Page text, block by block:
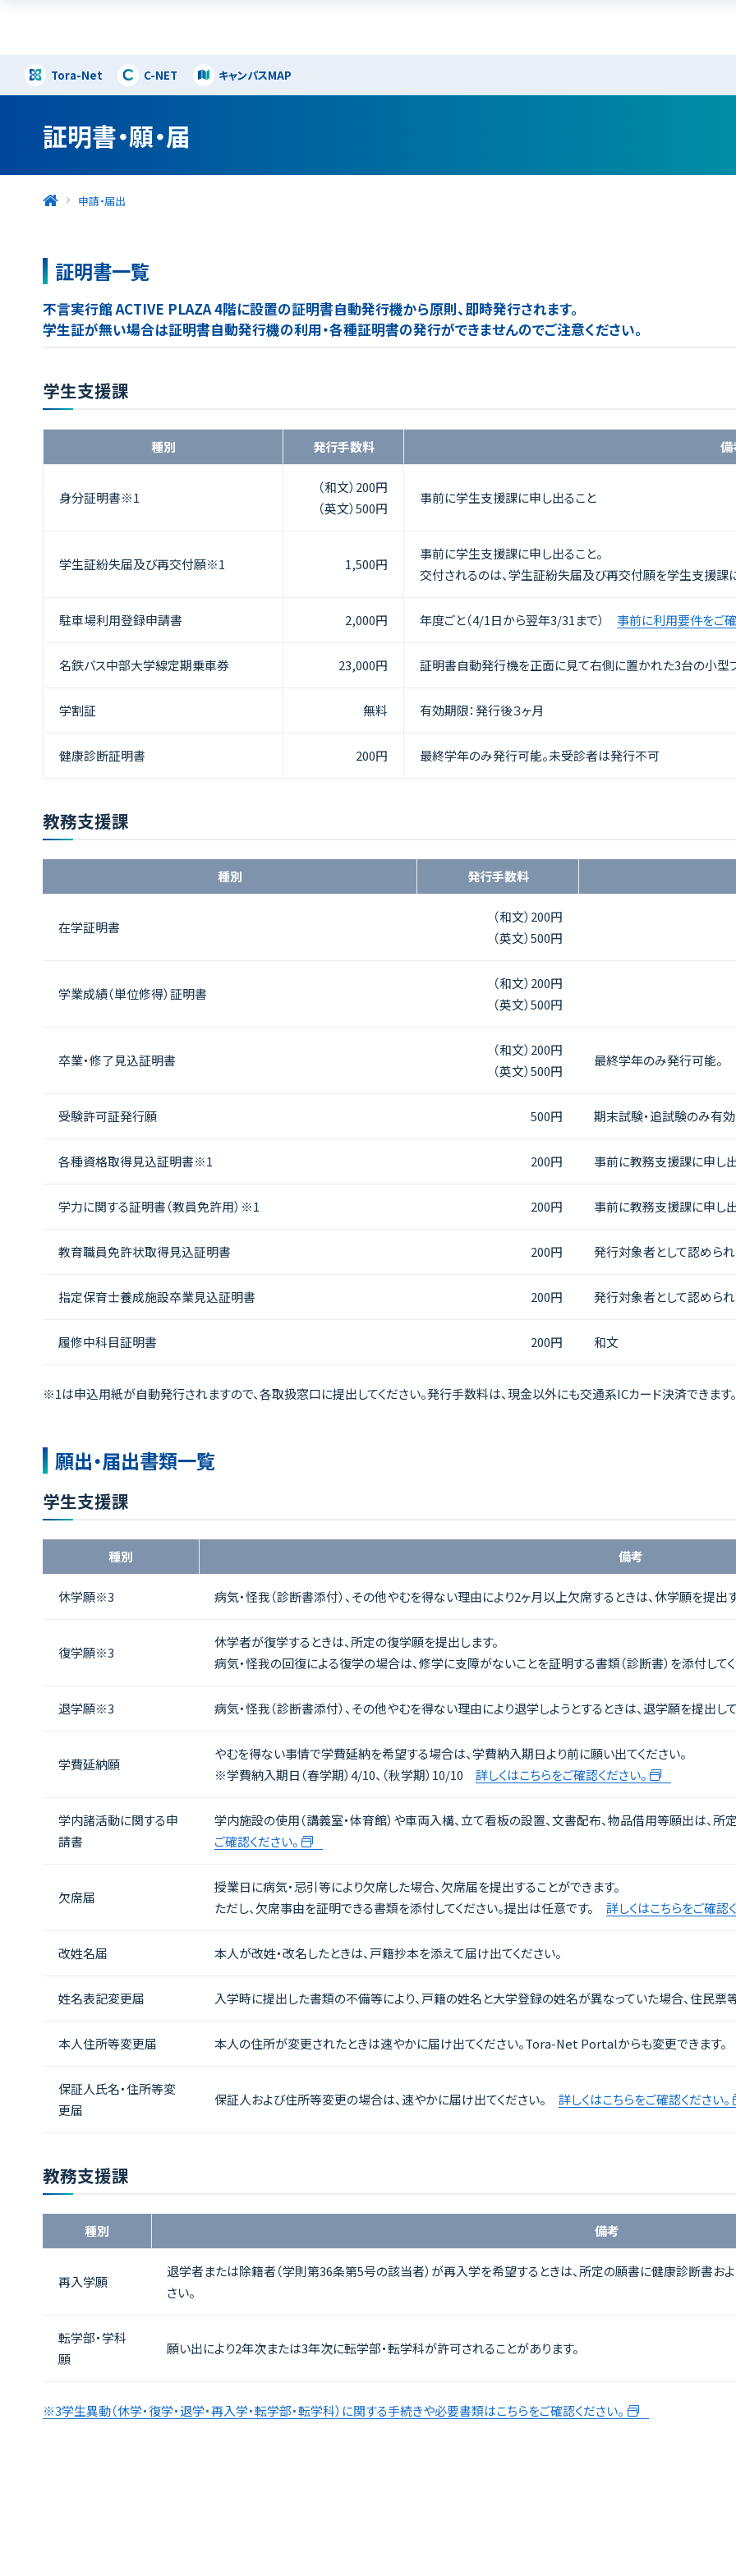
Tora-Net C-NET キャンパスMAP
証明書・願・届
申請・届出
証明書一覧
不言実行館 ACTIVE PLAZA 4階に設置の証明書自動発行機から原則、即時発行されます。
学生証が無い場合は証明書自動発行機の利用・各種証明書の発行ができませんのでご注意ください。
学生支援課
種別 発行手数料 備
身分証明書※1
（和文）200円
（英文）500円
事前に学生支援課に申し出ること
学生証紛失届及び再交付願※1 1,500円
事前に学生支援課に申し出ること。
交付されるのは、学生証紛失届及び再交付願を学生支援課
駐車場利用登録申請書 2,000円 年度ごと（4/1日から翌年3/31まで） 事前に利用要件をご確
名鉄バス中部大学線定期乗車券 23,000円 証明書自動発行機を正面に見て右側に置かれた3台の小型
学割証 無料 有効期限：発行後３ヶ月
健康診断証明書 200円 最終学年のみ発行可能。未受診者は発行不可
教務支援課
種別 発行手数料
在学証明書
（和文）200円
（英文）500円
学業成績（単位修得）証明書
（和文）200円
（英文）500円
卒業・修了見込証明書
（和文）200円
（英文）500円
最終学年のみ発行可能。
受験許可証発行願 500円 期末試験・追試験のみ有
各種資格取得見込証明書※1 200円 事前に教務支援課に申し
学力に関する証明書（教員免許用）※1 200円 事前に教務支援課に申し
教育職員免許状取得見込証明書 200円 発行対象者として認めら
指定保育士養成施設卒業見込証明書 200円 発行対象者として認めら
履修中科目証明書 200円 和文
※1は申込用紙が自動発行されますので、各取扱窓口に提出してください。発行手数料は、現金以外にも交通系ICカード決済できます。
願出・届出書類一覧
学生支援課
種別 備考
休学願※3 病気・怪我（診断書添付）、その他やむを得ない理由により2ヶ月以上欠席するときは、休学願を提出
復学願※3
休学者が復学するときは、所定の復学願を提出します。
病気・怪我の回復による復学の場合は、修学に支障がないことを証明する書類（診断書）を添付してく
退学願※3 病気・怪我（診断書添付）、その他やむを得ない理由により退学しようとするときは、退学願を提出して
学費延納願
やむを得ない事情で学費延納を希望する場合は、学費納入期日より前に願い出てください。
※学費納入期日（春学期）4/10、（秋学期）10/10 詳しくはこちらをご確認ください。
学内諸活動に関する申
請書
学内施設の使用（講義室・体育館）や車両入構、立て看板の設置、文書配布、物品借用等願出は、
ご確認ください。
欠席届
授業日に病気・忌引等により欠席した場合、欠席届を提出することができます。
ただし、欠席事由を証明できる書類を添付してください。提出は任意です。 詳しくはこちらをご確認
改姓名届 本人が改姓・改名したときは、戸籍抄本を添えて届け出てください。
姓名表記変更届 入学時に提出した書類の不備等により、戸籍の姓名と大学登録の姓名が異なっていた場合、住民票
本人住所等変更届 本人の住所が変更されたときは速やかに届け出てください。Tora-Net Portalからも変更できます
保証人氏名・住所等変
更届
保証人および住所等変更の場合は、速やかに届け出てください。 詳しくはこちらをご確認ください。
教務支援課
種別 備考
再入学願
退学者または除籍者（学則第36条第5号の該当者）が再入学を希望するときは、所定の願書に健康診断書お
さい。
転学部・学科
願
願い出により2年次または3年次に転学部・転学科が許可されることがあります。
※3学生異動（休学・復学・退学・再入学・転学部・転学科）に関する手続きや必要書類はこちらをご確認ください。